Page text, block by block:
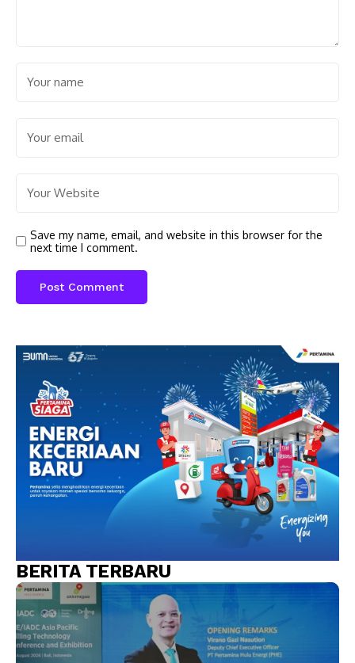
Save my name, email, and website in this browser for the
next time I comment.
BERITA TERBARU